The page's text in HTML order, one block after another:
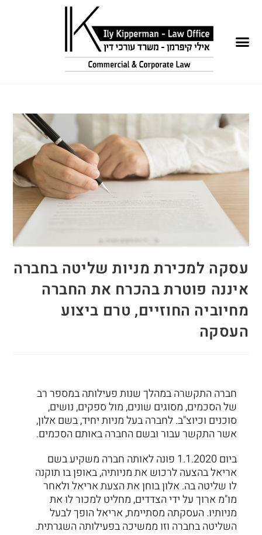
עסקה למכירת מניות שליטה בחברה
איננה פוטרת בהכרח את החברה
מחיוביה החוזיים, טרם ביצוע
העסקה
חברה התקשרה במהלך שנות פעילותה במספר רב
של הסכמים, מסוגים שונים, מול ספקים, נושים,
סוכנים וכיוצ"ב. לחברה בעל מניות יחיד, בשם אלון,
אשר התקשר עבור ובשם החברה באותם הסכמים.
ביום 1.1.2020 פונה לאותה חברה משקיע בשם
אריאל בהצעה לרכוש את מניותיה, באופן בו תוקנה
לו שליטה בה. אלון בוחן את הצעת אריאל ולאחר
מו"מ ארוך על ידי הצדדים, מחליט למכור לו את
מניותיו. העסקתה מסתיימת, אריאל הופך לבעל
השליטה בחברה וזו ממשיכה בפעילותה השגרתית.